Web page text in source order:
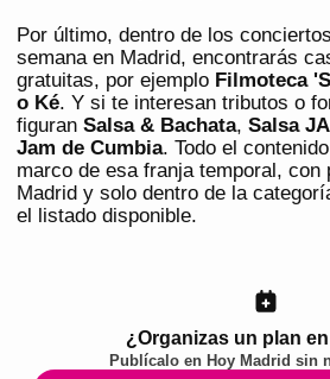
Por último, dentro de los
semana en Madrid, encontrarás
gratuitas, por ejemplo Filmoteca
o Ké. Y si te interesan tributos o
figuran Salsa & Bachata, Salsa
Jam de Cumbia. Todo el
marco de esa franja temporal, con
Madrid y solo dentro de la
el listado disponible.
¿Organizas un plan
Publícalo en Hoy Madrid sin